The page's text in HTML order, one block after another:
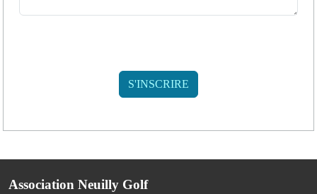
Association Neuilly Golf